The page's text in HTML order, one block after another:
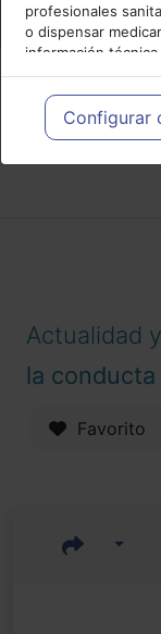
profesionales
o dispensar
información
meramente
profesionales
cada caso
necesidades del
Configurar
Actualidad
la
Favorito